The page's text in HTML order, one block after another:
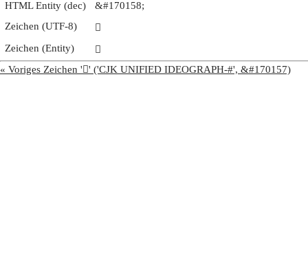
HTML Entity (dec)
&#170158;
Zeichen (UTF-8)
𩢮
Zeichen (Entity)
𩢮
« Voriges Zeichen '𩢭' ('CJK UNIFIED IDEOGRAPH-#', &#170157)